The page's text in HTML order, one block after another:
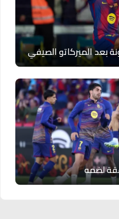
بعد الميركاتو الصيفي
لضمه